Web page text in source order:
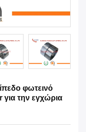
φωτεινό
την εγχώρια